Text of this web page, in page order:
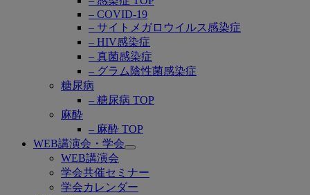
– COVID-19
– サイトメガロウイルス感染症
– HIV感染症
– 真菌感染症
– グラム陰性菌感染症
糖尿病
– 糖尿病 TOP
麻酔
– 麻酔 TOP
WEB講演会・学会
Open
WEB講演会
学会共催セミナー
学会カレンダー